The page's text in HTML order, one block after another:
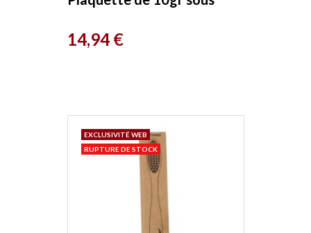
Prix
14,94 €
EXCLUSIVITÉ WEB
RUPTURE DE STOCK